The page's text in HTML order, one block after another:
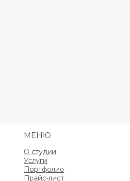
МЕНЮ
О студии
Услуги
Портфолио
Прайс-лист